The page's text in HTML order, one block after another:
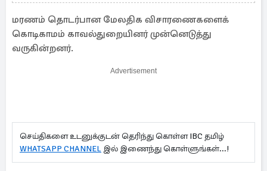
மரணம் தொடர்பான மேலதிக விசாரணைகளைக்
கொடிகாமம் காவல்துறையினர் முன்னெடுத்து
வருகின்றனர்.
Advertisement
செய்திகளை உடனுக்குடன் தெரிந்து கொள்ள IBC தமிழ்
WHATSAPP CHANNEL இல் இணைந்து கொள்ளுங்கள்...!